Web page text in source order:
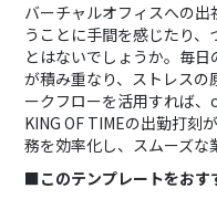
バーチャルオフィスへの
うことに手間を感じたり
とはないでしょうか。毎
が積み重なり、ストレス
ークフローを活用すれば
KING OF TIMEの出勤打刻
務を効率化し、スムーズな
■このテンプレートをおす